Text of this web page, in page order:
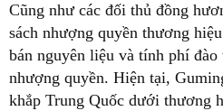
Cũng như các đối thủ đồng
sách nhượng quyền thương
bán nguyên liệu và tính phí đào
nhượng quyền. Hiện tại,
khắp Trung Quốc dưới thương